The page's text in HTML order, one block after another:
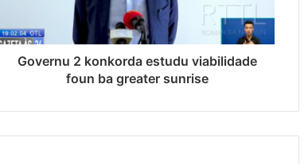
Governu 2 konkorda estudu viabilidade
foun ba greater sunrise